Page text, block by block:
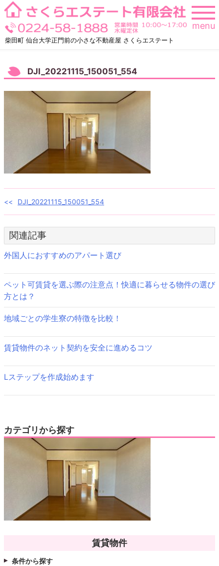
Skip
to
content
柴田町 仙台大学正門前の小さな不動産屋 さくらエステート
menu
DJI_20221115_150051_554
投
ナ
ビ
ゲ
ー
シ
ン
DJI_20221115_150051_554
関連記事
外国人におすすめのアパート選び
ペット可賃貸を選ぶ際の注意点！快適に暮らせる物件の選び
方とは？
地域ごとの学生寮の特徴を比較！
賃貸物件のネット契約を安全に進めるコツ
Lステップを作成始めます
カテゴリから探す
賃貸物件
条件から探す